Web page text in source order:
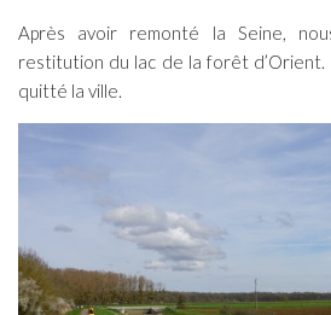
Après avoir remonté la Seine,
restitution du lac de la forêt d’Orient.
quitté la ville.